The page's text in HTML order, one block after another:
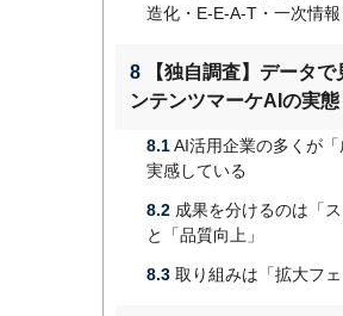
造化・E-E-A-T・一次情報
8 【独自調査】データで
ンテンツマーケAIの実態
8.1AI活用企業の多くが「
実感している
8.2成果を分けるのは「ス
と「品質向上」
8.3取り組みは「拡大フ